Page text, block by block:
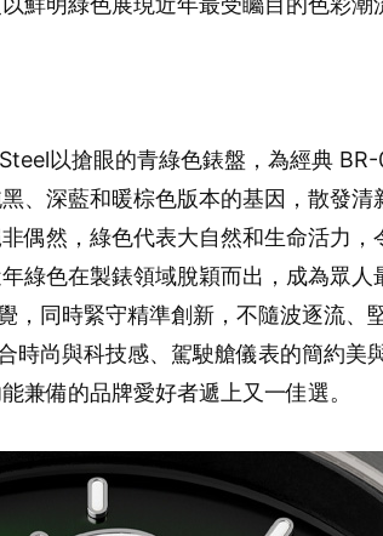
以搶眼的青綠色錶盤，為經典
、深藍和暖棕色版本的基因，散發清
偶然，綠色代表大自然和生命活力，
綠色在製錶領域脫穎而出，成為眾人
，同時緊守精準創新，不隨波逐流、
時尚與科技感、駕駛艙儀表的簡約美
兼備的品牌愛好者遞上又一佳選。